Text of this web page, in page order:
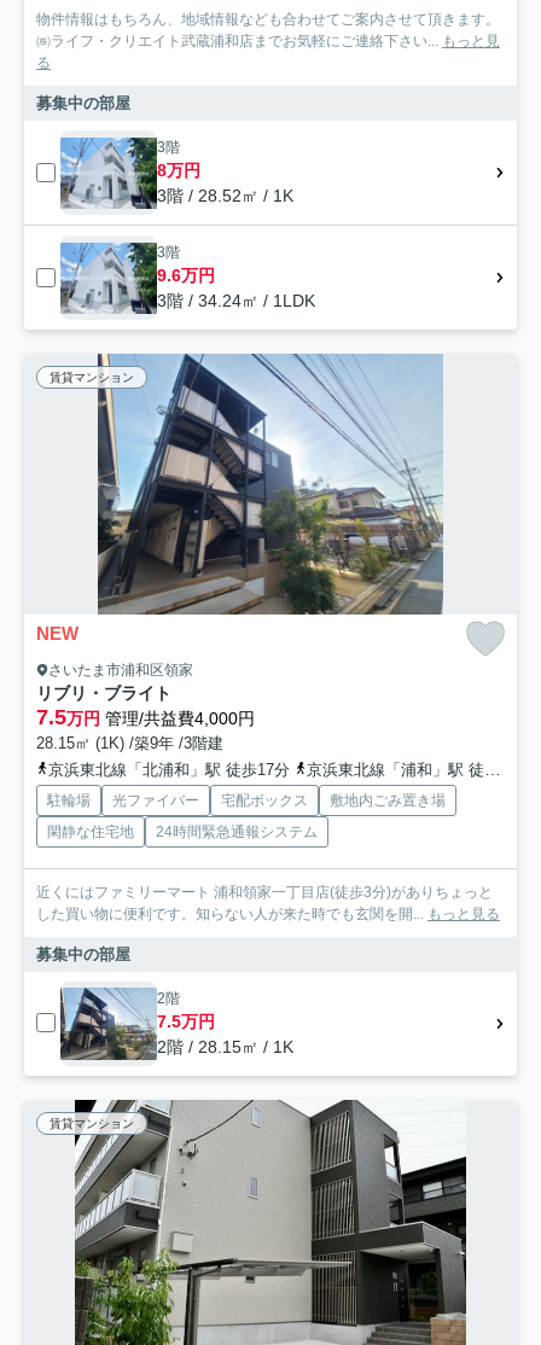
物件情報はもちろん、地域情報なども合わせてご案内させて頂きます。
㈱ライフ・クリエイト武蔵浦和店までお気軽にご連絡下さい... もっと見
る
募集中の部屋
3階
8万円
3階 / 28.52㎡ / 1K
3階
9.6万円
3階 / 34.24㎡ / 1LDK
賃貸マンション
NEW
さいたま市浦和区領家
リブリ・ブライト
7.5万円 管理/共益費4,000円
28.15㎡ (1K) /築9年 /3階建
京浜東北線「北浦和」駅 徒歩17分
京浜東北線「浦和」駅 徒歩32分
駐輪場 光ファイバー 宅配ボックス
敷地内ごみ置き場
閑静な住宅地
24時間緊急通報システム
近くにはファミリーマート 浦和領家一丁目店(徒歩3分)がありちょっと
した買い物に便利です。知らない人が来た時でも玄関を開...
もっと見る
募集中の部屋
2階
7.5万円
2階 / 28.15㎡ / 1K
賃貸マンション